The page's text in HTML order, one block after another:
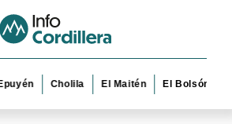
Cholila El Maitén El Bolsón Esquel